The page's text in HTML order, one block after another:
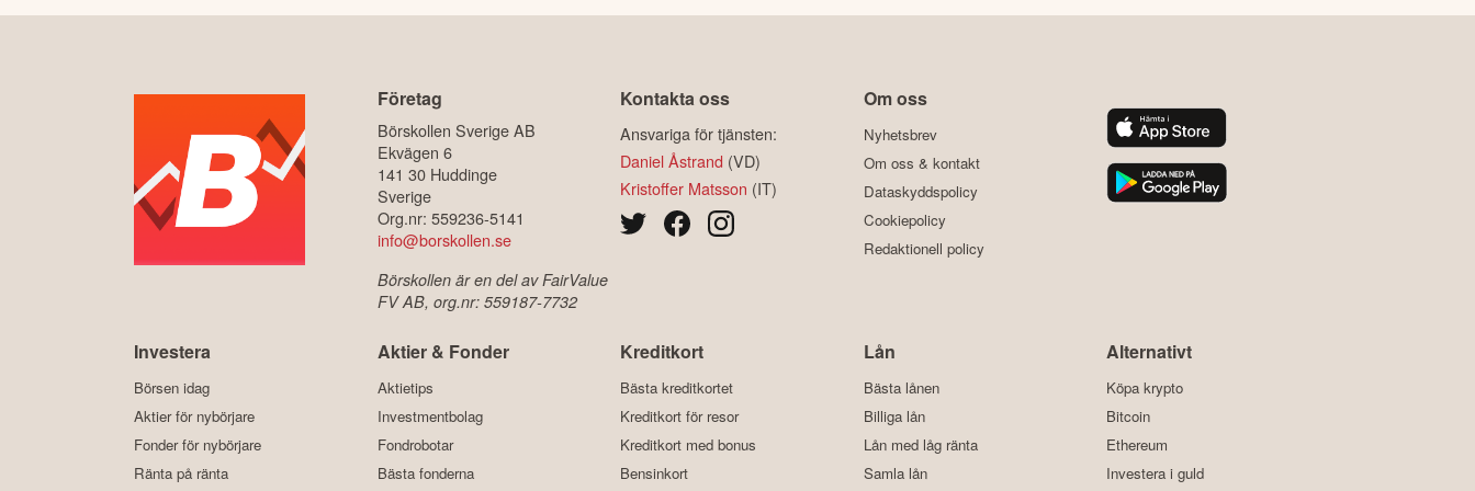
Företag
Börskollen Sverige AB
Ekvägen 6
141 30 Huddinge
Sverige
Org.nr: 559236-5141
info@borskollen.se
Börskollen är en del av FairValue
FV AB, org.nr: 559187-7732
Kontakta oss
Ansvariga för tjänsten:
Daniel Åstrand (VD)
Kristoffer Matsson (IT)
Om oss
Nyhetsbrev
Om oss & kontakt
Dataskyddspolicy
Cookiepolicy
Redaktionell policy
Investera
Börsen idag
Aktier för nybörjare
Fonder för nybörjare
Ränta på ränta
Aktier & Fonder
Aktietips
Investmentbolag
Fondrobotar
Bästa fonderna
Kreditkort
Bästa kreditkortet
Kreditkort för resor
Kreditkort med bonus
Bensinkort
Lån
Bästa lånen
Billiga lån
Lån med låg ränta
Samla lån
Alternativt
Köpa krypto
Bitcoin
Ethereum
Investera i guld